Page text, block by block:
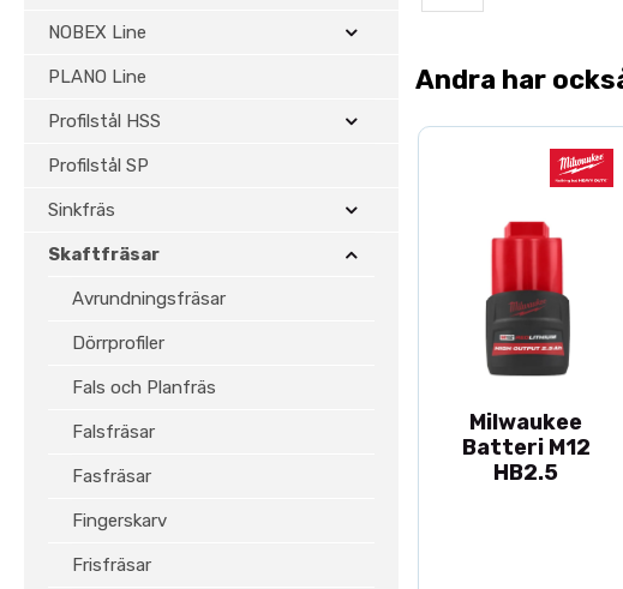
NOBEX Line
PLANO Line
Profilstål HSS
Profilstål SP
Sinkfräs
Skaftfräsar
Avrundningsfräsar
Dörrprofiler
Fals och Planfräs
Falsfräsar
Fasfräsar
Fingerskarv
Frisfräsar
Andra har
Milwaukee
Batteri M12
HB2.5